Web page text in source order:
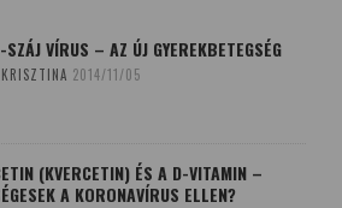
VÍRUS – AZ ÚJ GYEREKBETEGSÉG
2014/11/05
(KVERCETIN) ÉS A D-VITAMIN –
A KORONAVÍRUS ELLEN?